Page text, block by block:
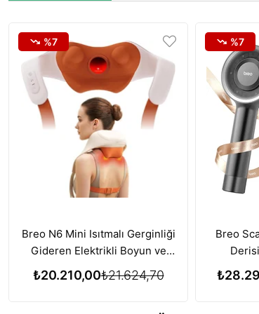
Breo N6 Mini Isıtmalı Gerginliği
Gideren Elektrikli Boyun ve
Omuz Masaj Aleti
₺20.210,00₺21.624,70
%7
Breo
%7